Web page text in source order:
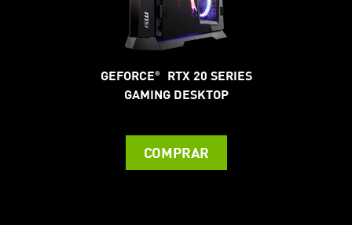
GEFORCE®
RTX 20 SERIES
GAMING DESKTOP
COMPRAR